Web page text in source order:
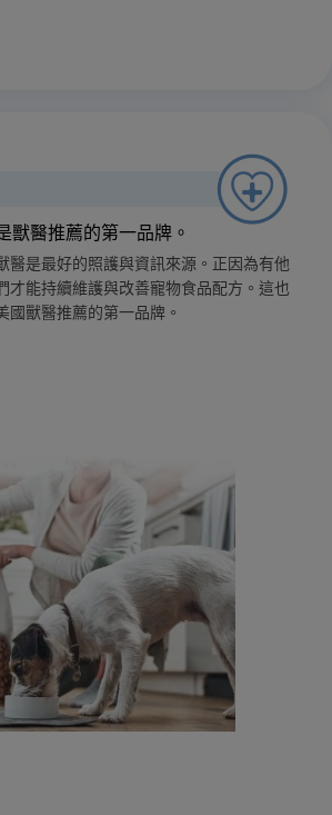
獸醫推薦的第一品牌。
醫是最好的照護與資訊來源。正因為有他
才能持續維護與改善寵物食品配方。這也
國獸醫推薦的第一品牌。